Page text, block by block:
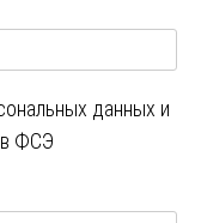
данных и
в ФСЭ